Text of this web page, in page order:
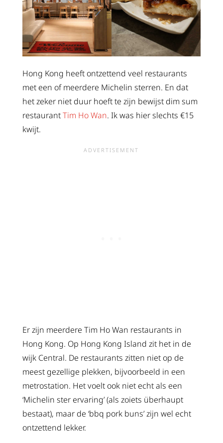
Hong Kong heeft ontzettend veel restaurants
met een of meerdere Michelin sterren. En dat
het zeker niet duur hoeft te zijn bewijst dim sum
restaurantTim Ho Wan. Ik was hier slechts €15
kwijt.
Er zijn meerdere Tim Ho Wan restaurants in
Hong Kong. Op Hong Kong Island zit het in de
wijk Central. De restaurants zitten niet op de
meest gezellige plekken, bijvoorbeeld in een
metrostation. Het voelt ook niet echt als een
‘Michelin ster ervaring’ (als zoiets überhaupt
bestaat), maar de ‘bbq pork buns’ zijn wel echt
ontzettend lekker.